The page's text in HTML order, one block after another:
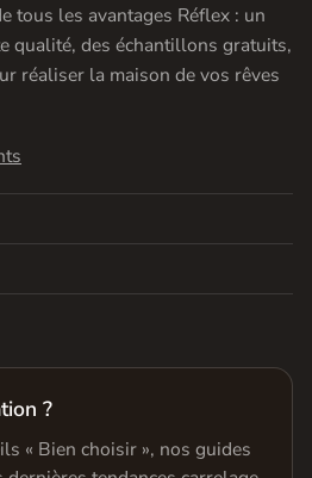
tous les avantages Réflex : un
qualité, des échantillons gratuits,
réaliser la maison de vos rêves
?
« Bien choisir », nos guides